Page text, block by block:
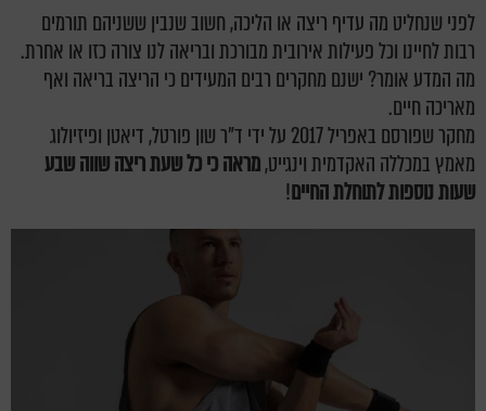
לפני שנחליט מה עדיף ריצה או הליכה, חשוב שנבין ששניהם תורמים
רבות לחיינו וכל פעילות אירובית מבורכת ובריאה לנו צורה כזו או אחרת.
מה המדע אומר? ישנם מחקרים רבים המעידים כי הריצה בריאה ואף
מאריכה חיים.
מחקר שפורסם באפריל 2017 על ידי ד"ר שון פורטל, דיאטן ופיזיולוג
מאמץ במכללה האקדמית וינגייט,מראה כי כל שעת ריצה שווה שבע
שעות נוספות לתוחלת החיים!